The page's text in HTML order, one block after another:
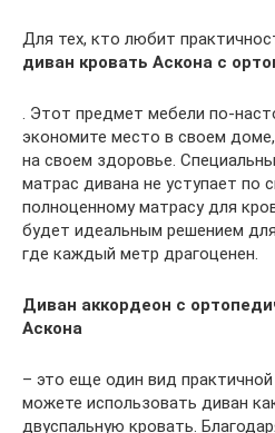
Для тех, кто любит
диван кровать Аскона с
. Этот предмет мебели по-
экономите место в своем
на своем здоровье.
матрас дивана не уступает по
полноценному матрасу для
будет идеальным решением
где каждый метр драгоценен.
Диван аккордеон с
Аскона
– это еще один вид
можете использовать диван
двуспальную кровать.